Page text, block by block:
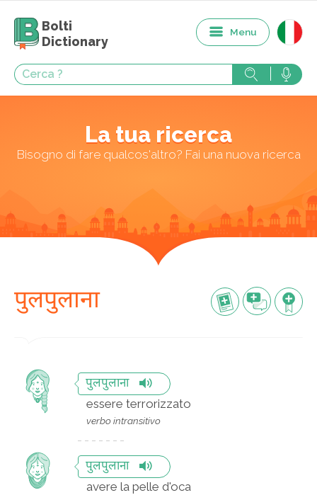
Bolti
Dictionary
Menu
La tua ricerca
Bisogno di fare qualcos'altro? Fai una nuova ricerca
पुलपुलाना
पुलपुलाना
essere terrorizzato
verbo intransitivo
पुलपुलाना
avere la pelle d'oca